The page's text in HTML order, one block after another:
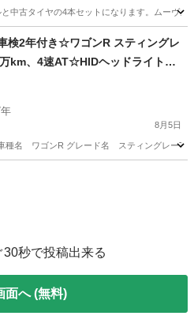
ールと中古タイヤの4本セットになりま
イヤ、ホイール
検2年付き☆ワゴンR スティングレ
km、4速AT☆HIDヘッドライト☆
ディオ、ETC☆乗って帰れます
8月5日
種名 ワゴンR グレード名 スティングレー
秒で投稿出来る
面へ (無料)